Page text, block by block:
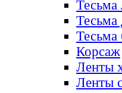
Тесьма
Корсаж
Ленты
Ленты